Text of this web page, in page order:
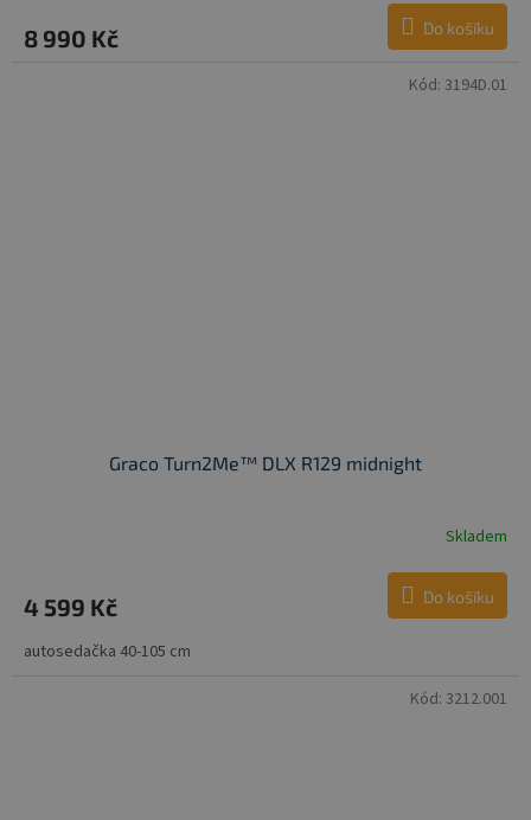
8 990 Kč Do košíku
Graco Turn2Me™ DLX R129 midnight
Skladem
4 599 Kč Do košíku
autosedačka 40-105 cm
Kód: 3194D.01
Kód: 3212.001